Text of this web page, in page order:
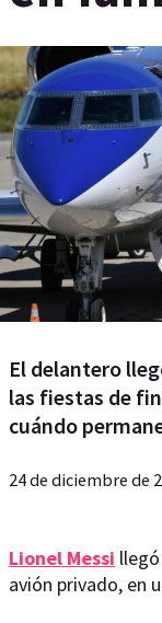
El delantero
las fiestas de
cuándo
24 de diciembre de
Lionel Messi
avión privado, en